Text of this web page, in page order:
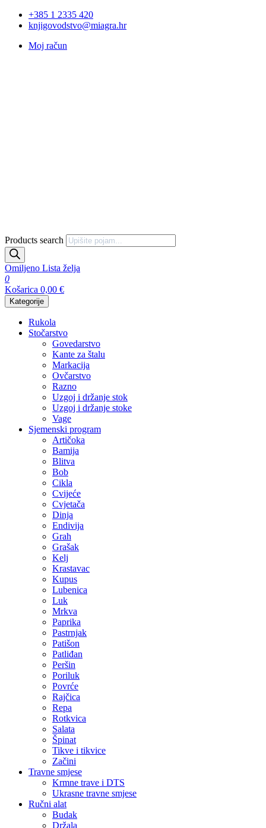
+385 1 2335 420
knjigovodstvo@miagra.hr
Moj račun
Products search
Omiljeno Lista želja
0
Košarica 0,00 €
Kategorije
Rukola
Stočarstvo
Govedarstvo
Kante za štalu
Markacija
Ovčarstvo
Razno
Uzgoj i držanje stok
Uzgoj i držanje stoke
Vage
Sjemenski program
Artičoka
Bamija
Blitva
Bob
Cikla
Cvijeće
Cvjetača
Dinja
Endivija
Grah
Grašak
Kelj
Krastavac
Kupus
Lubenica
Luk
Mrkva
Paprika
Pastrnjak
Patišon
Patliđan
Peršin
Poriluk
Povrće
Rajčica
Repa
Rotkvica
Salata
Špinat
Tikve i tikvice
Začini
Travne smjese
Krmne trave i DTS
Ukrasne travne smjese
Ručni alat
Budak
Držala